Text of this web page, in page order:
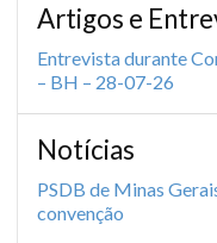
Artigos e
Entrevista durante
– BH – 28-07-26
Notícias
PSDB de Minas
convenção